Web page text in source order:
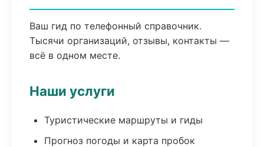
Ваш гид по телефонный справочник.
Тысячи организаций, отзывы, контакты —
всё в одном месте.
Наши услуги
Туристические маршруты и гиды
Прогноз погоды и карта пробок